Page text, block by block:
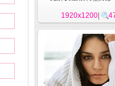
1920x1200